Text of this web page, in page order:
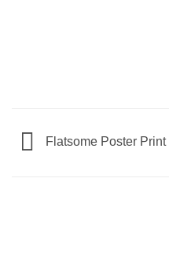
Flatsome Poster Print